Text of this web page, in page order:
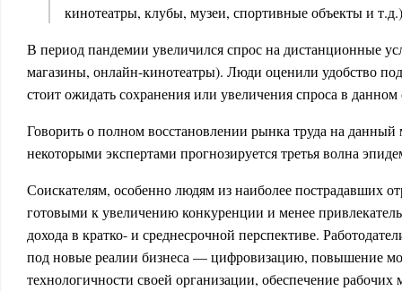
кинотеатры, клубы, музеи, спортивные объекты и
В период пандемии увеличился спрос на дистанционные
магазины, онлайн-кинотеатры). Люди оценили удобство
стоит ожидать сохранения или увеличения спроса в данном
Говорить о полном восстановлении рынка труда на
некоторыми экспертами прогнозируется третья волна
Соискателям, особенно людям из наиболее пострадавших
готовыми к увеличению конкуренции и менее
дохода в кратко- и среднесрочной перспективе.
под новые реалии бизнеса — цифровизацию, повышение
технологичности своей организации, обеспечение рабочих